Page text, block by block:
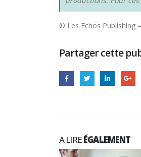
© Les Echos Publishing
Partager cette
A LIREÉGALEMENT